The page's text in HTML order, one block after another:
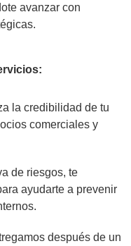
avanzar con
la credibilidad de tu
comerciales y
de riesgos, te
ayudarte a prevenir
después de un